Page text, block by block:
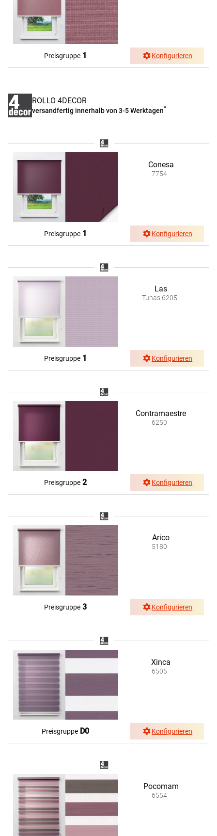
Preisgruppe 1 Konfigurieren
ROLLO 4DECOR
versandfertig innerhalb von 3-5 Werktagen*
Conesa
7754
Preisgruppe 1 Konfigurieren
Las
Tunas 6205
Preisgruppe 1 Konfigurieren
Contramaestre
6250
Preisgruppe 2 Konfigurieren
Arico
5180
Preisgruppe 3 Konfigurieren
Xinca
6505
Preisgruppe D0 Konfigurieren
Pocomam
6554